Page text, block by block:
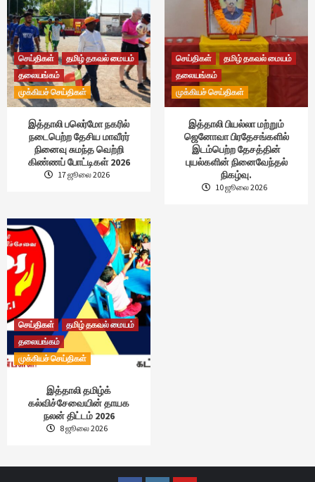
செய்திகள்
தமிழ் தகவல் மையம்
தலையங்கம்
முக்கியச் செய்திகள்
இத்தாலி பலெர்மோ நகரில்
நடைபெற்ற தேசிய மாவீரர்
நினைவு சுமந்த வெற்றி
கிண்ணப் போட்டிகள் 2026
17 ஜூலை 2026
செய்திகள்
தமிழ் தகவல் மையம்
தலையங்கம்
முக்கியச் செய்திகள்
இத்தாலி பியல்லா மற்றும்
ஜெனோவா பிரதேசங்களில்
இடம்பெற்ற தேசத்தின்
புயல்களின் நினைவேந்தல்
நிகழ்வு.
10 ஜூலை 2026
செய்திகள்
தமிழ் தகவல் மையம்
தலையங்கம்
முக்கியச் செய்திகள்
இத்தாலி தமிழ்க்
கல்விச்சேவையின் தாயக
நலன் திட்டம் 2026
8 ஜூலை 2026